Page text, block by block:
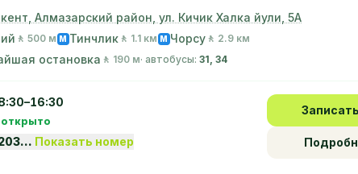
Алмазарский район, ул. Кичик Халка йули, 5А
🚶 500 м M Тинчлик 🚶 1.1 км M Чорсу 🚶 2.9 км
остановка 🚶 190 м· автобусы: 31, 34
открыто
Показать номер